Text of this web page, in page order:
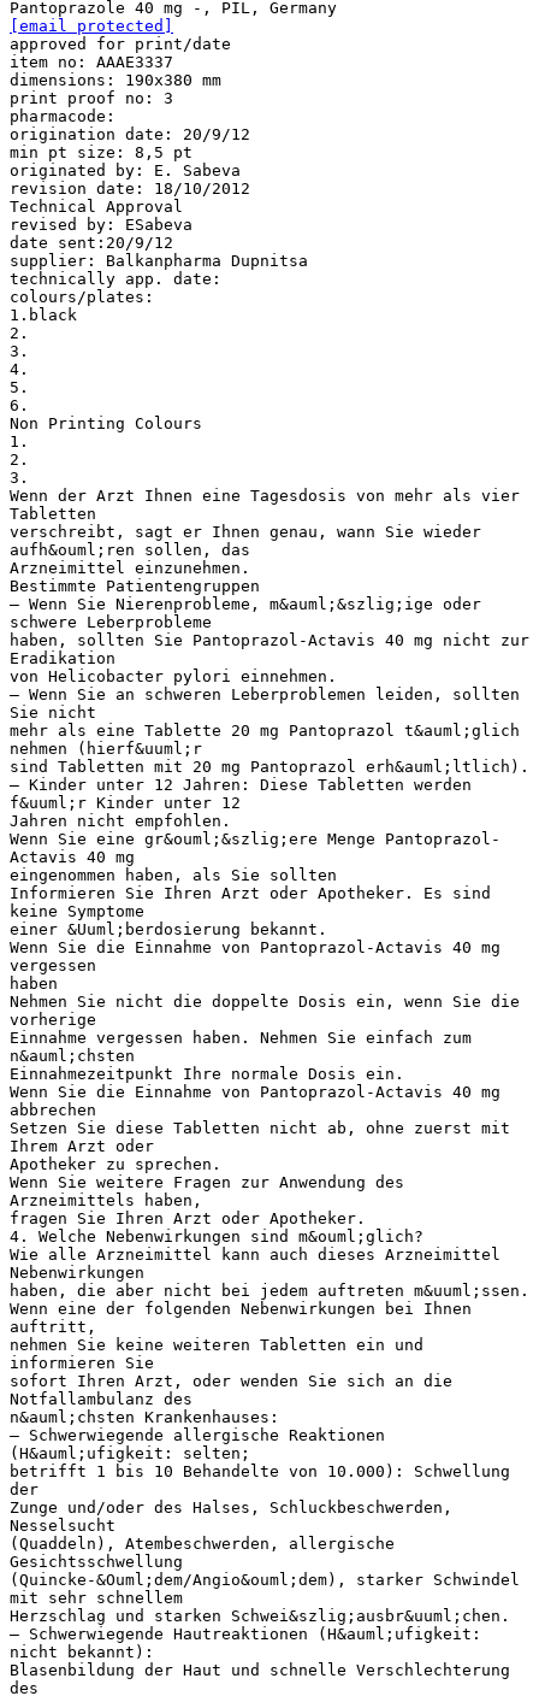
[email protected]
approved for print/date
item no: AAAE3337
dimensions: 190x380 mm
print proof no: 3
pharmacode:
origination date: 20/9/12
min pt size: 8,5 pt
originated by: E. Sabeva
revision date: 18/10/2012
Technical Approval
revised by: ESabeva
date sent:20/9/12
supplier: Balkanpharma Dupnitsa
technically app. date:
colours/plates:
1.black
2.
3.
4.
5.
6.
Non Printing Colours
1.
2.
3.
Wenn der Arzt Ihnen eine Tagesdosis von mehr als vier
Tabletten
verschreibt, sagt er Ihnen genau, wann Sie wieder
aufh&ouml;ren sollen, das
Arzneimittel einzunehmen.
Bestimmte Patientengruppen
– Wenn Sie Nierenprobleme, m&auml;&szlig;ige oder
schwere Leberprobleme
haben, sollten Sie Pantoprazol-Actavis 40 mg nicht zur
Eradikation
von Helicobacter pylori einnehmen.
– Wenn Sie an schweren Leberproblemen leiden, sollten
Sie nicht
mehr als eine Tablette 20 mg Pantoprazol t&auml;glich
nehmen (hierf&uuml;r
sind Tabletten mit 20 mg Pantoprazol erh&auml;ltlich).
– Kinder unter 12 Jahren: Diese Tabletten werden
f&uuml;r Kinder unter 12
Jahren nicht empfohlen.
Wenn Sie eine gr&ouml;&szlig;ere Menge Pantoprazol-
Actavis 40 mg
eingenommen haben, als Sie sollten
Informieren Sie Ihren Arzt oder Apotheker. Es sind
keine Symptome
einer &Uuml;berdosierung bekannt.
Wenn Sie die Einnahme von Pantoprazol-Actavis 40 mg
vergessen
haben
Nehmen Sie nicht die doppelte Dosis ein, wenn Sie die
vorherige
Einnahme vergessen haben. Nehmen Sie einfach zum
n&auml;chsten
Einnahmezeitpunkt Ihre normale Dosis ein.
Wenn Sie die Einnahme von Pantoprazol-Actavis 40 mg
abbrechen
Setzen Sie diese Tabletten nicht ab, ohne zuerst mit
Ihrem Arzt oder
Apotheker zu sprechen.
Wenn Sie weitere Fragen zur Anwendung des
Arzneimittels haben,
fragen Sie Ihren Arzt oder Apotheker.
4. Welche Nebenwirkungen sind m&ouml;glich?
Wie alle Arzneimittel kann auch dieses Arzneimittel
Nebenwirkungen
haben, die aber nicht bei jedem auftreten m&uuml;ssen.
Wenn eine der folgenden Nebenwirkungen bei Ihnen
auftritt,
nehmen Sie keine weiteren Tabletten ein und
informieren Sie
sofort Ihren Arzt, oder wenden Sie sich an die
Notfallambulanz des
n&auml;chsten Krankenhauses:
– Schwerwiegende allergische Reaktionen
(H&auml;ufigkeit: selten;
betrifft 1 bis 10 Behandelte von 10.000): Schwellung
der
Zunge und/oder des Halses, Schluckbeschwerden,
Nesselsucht
(Quaddeln), Atembeschwerden, allergische
Gesichtsschwellung
(Quincke-&Ouml;dem/Angio&ouml;dem), starker Schwindel
mit sehr schnellem
Herzschlag und starken Schwei&szlig;ausbr&uuml;chen.
– Schwerwiegende Hautreaktionen (H&auml;ufigkeit:
nicht bekannt):
Blasenbildung der Haut und schnelle Verschlechterung
des